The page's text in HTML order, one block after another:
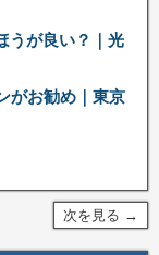
うが良い？｜光
がお勧め｜東京
次を見る →